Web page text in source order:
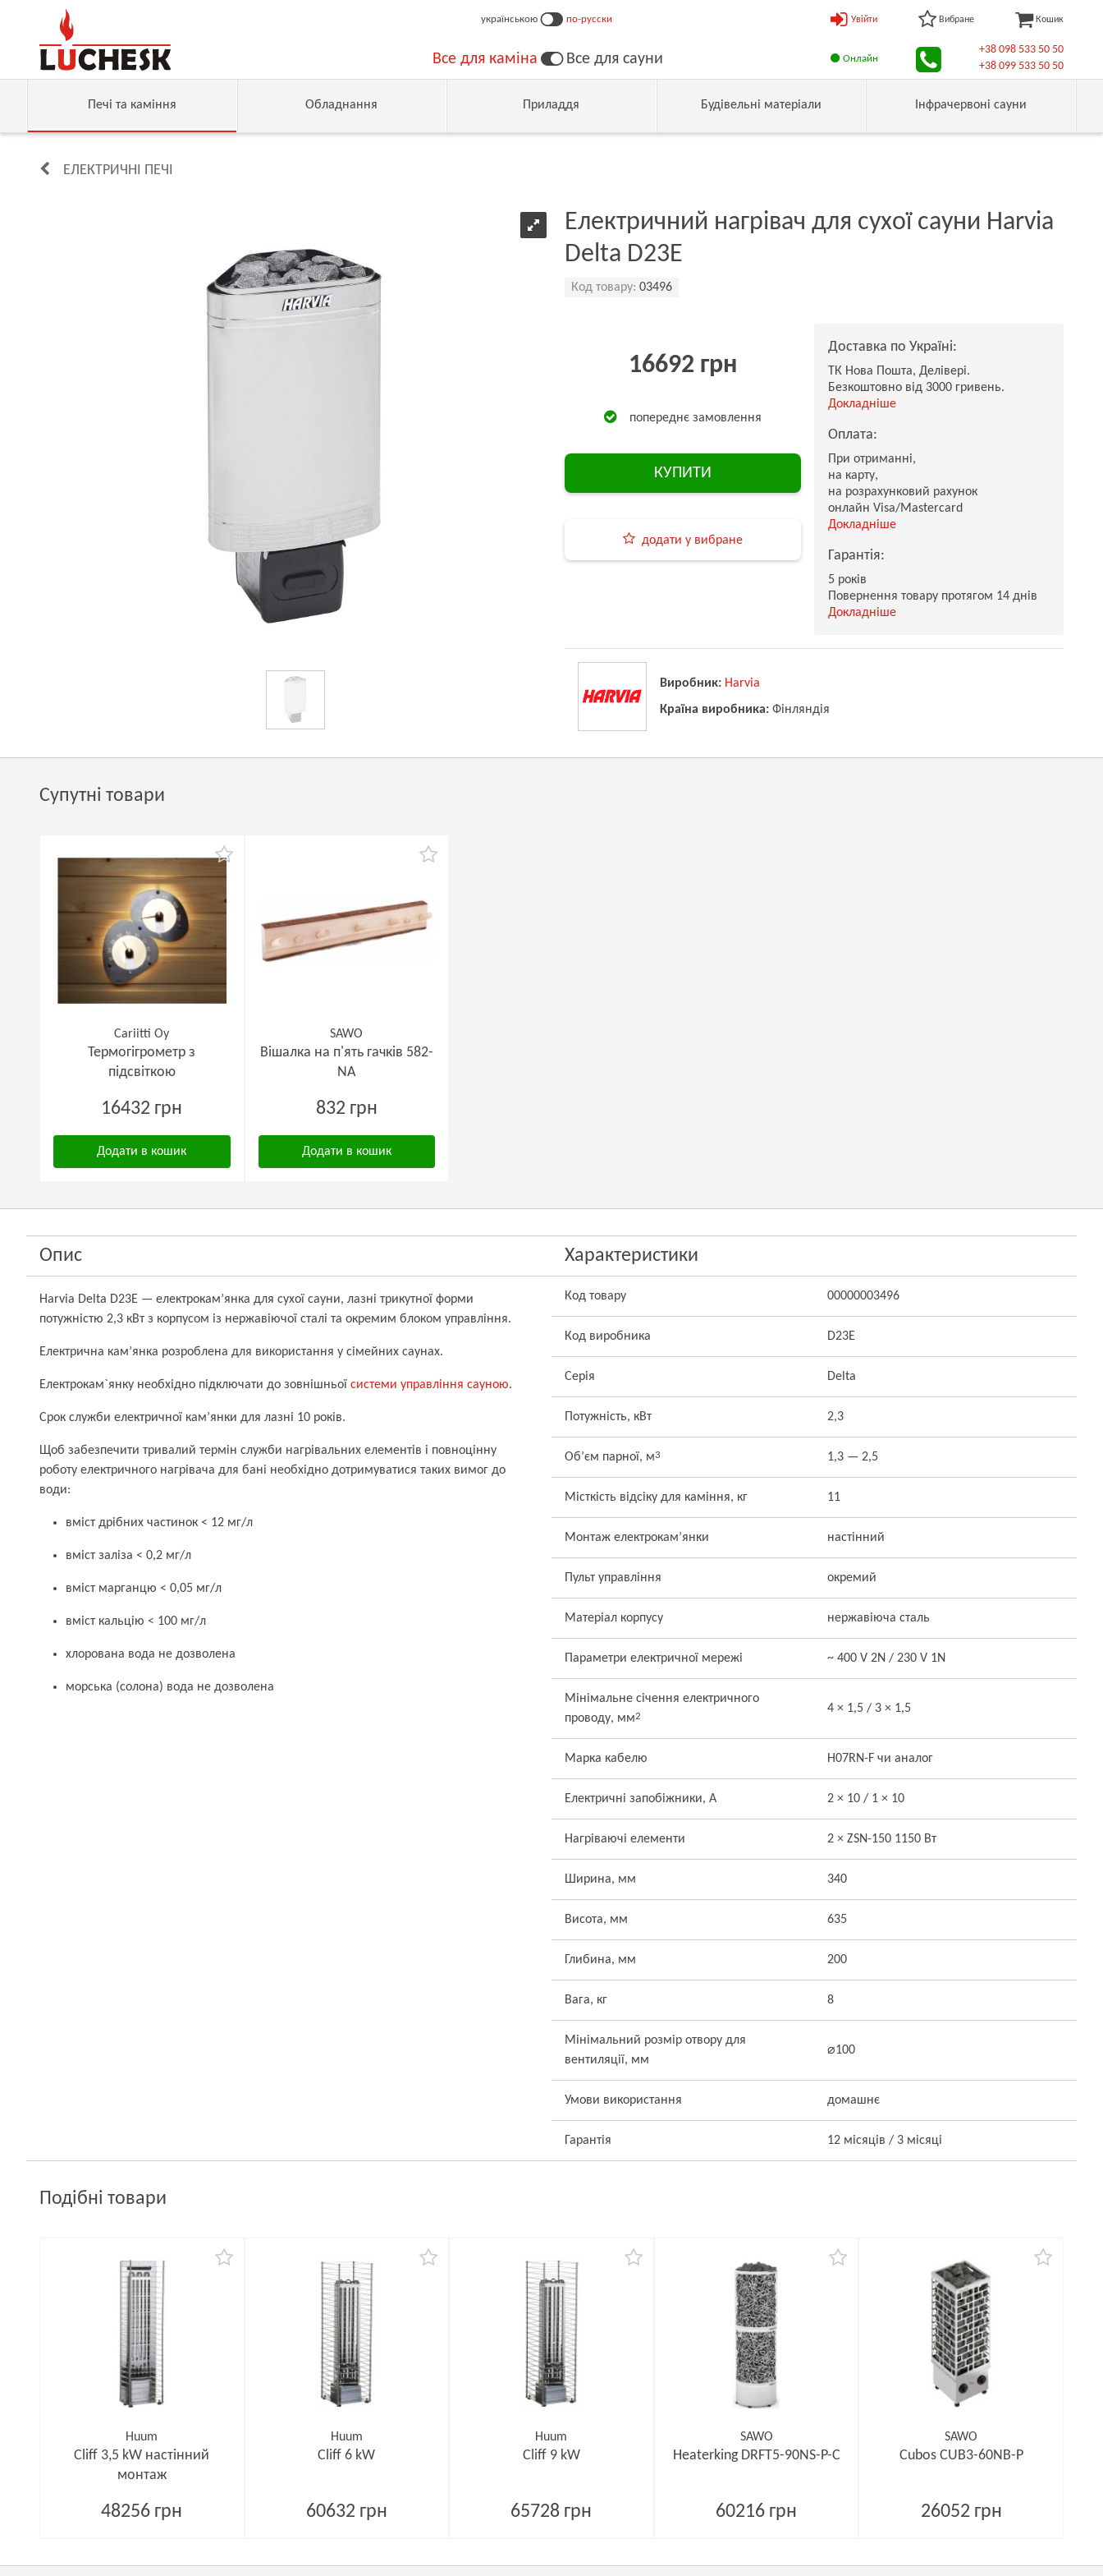
українською по-русски
Все для каміна Все для сауни
Увійти Вибране Кошик
Онлайн
+38 098 533 50 50
+38 099 533 50 50
Печі та каміння Обладнання Приладдя Будівельні матеріали Інфрачервоні сауни
ЕЛЕКТРИЧНІ ПЕЧІ
Електричний нагрівач для сухої сауни Harvia
Delta D23E
Код товару: 03496
16692 грн
попереднє замовлення
КУПИТИ
додати у вибране
Доставка по Україні:
ТК Нова Пошта, Делівері.
Безкоштовно від 3000 гривень.
Докладніше
Оплата:
При отриманні,
на карту,
на розрахунковий рахунок
онлайн Visa/Mastercard
Докладніше
Гарантія:
5 років
Повернення товару протягом 14 днів
Докладніше
Виробник: Harvia
Країна виробника: Фінляндія
Супутні товари
Cariitti Oy
Термогігрометр з
підсвіткою
16432 грн
Додати в кошик
SAWO
Вішалка на п'ять гачків 582-
NA
832 грн
Додати в кошик
Опис
Harvia Delta D23E — електрокам’янка для сухої сауни, лазні трикутної форми
потужністю 2,3 кВт з корпусом із нержавіючої сталі та окремим блоком управління.
Електрична кам’янка розроблена для використання у сімейних саунах.
Електрокам`янку необхідно підключати до зовнішньої системи управління сауною.
Срок служби електричної кам’янки для лазні 10 років.
Щоб забезпечити тривалий термін служби нагрівальних елементів і повноцінну
роботу електричного нагрівача для бані необхідно дотримуватися таких вимог до
води:
вміст дрібних частинок < 12 мг/л
вміст заліза < 0,2 мг/л
вміст марганцю < 0,05 мг/л
вміст кальцію < 100 мг/л
хлорована вода не дозволена
морська (солона) вода не дозволена
Характеристики
Код товару 00000003496
Код виробника D23E
Серія Delta
Потужність, кВт 2,3
Об’єм парної, м3 1,3 — 2,5
Місткість відсіку для каміння, кг 11
Монтаж електрокам’янки настінний
Пульт управління окремий
Матеріал корпусу нержавіюча сталь
Параметри електричної мережі ~ 400 V 2N / 230 V 1N
Мінімальне січення електричного
проводу, мм2
4 × 1,5 / 3 × 1,5
Марка кабелю H07RN-F чи аналог
Електричні запобіжники, А 2 × 10 / 1 × 10
Нагріваючі елементи 2 × ZSN-150 1150 Вт
Ширина, мм 340
Висота, мм 635
Глибина, мм 200
Вага, кг 8
Мінімальний розмір отвору для
вентиляції, мм
⌀100
Умови використання домашнє
Гарантія 12 місяців / 3 місяці
Подібні товари
Huum
Cliff 3,5 kW настінний
монтаж
48256 грн
Huum
Cliff 6 kW
60632 грн
Huum
Cliff 9 kW
65728 грн
SAWO
Heaterking DRFT5-90NS-P-C
60216 грн
SAWO
Cubos CUB3-60NB-P
26052 грн